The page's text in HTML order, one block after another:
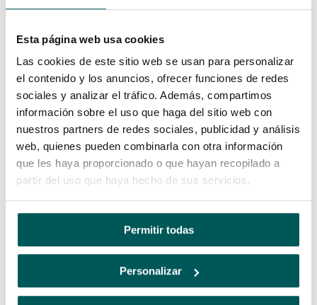
Esta página web usa cookies
Las cookies de este sitio web se usan para personalizar
el contenido y los anuncios, ofrecer funciones de redes
sociales y analizar el tráfico. Además, compartimos
información sobre el uso que haga del sitio web con
nuestros partners de redes sociales, publicidad y análisis
web, quienes pueden combinarla con otra información
que les haya proporcionado o que hayan recopilado a
partir del uso que haya hecho de sus servicios.
Permitir todas
Personalizar
menos playblasts com a reprodução em cache no
Editor gráfico
Crie, visualize e modifique curvas de animação
usando uma representação gráfica da animação de